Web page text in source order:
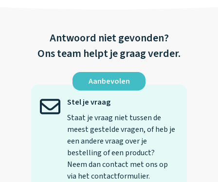
Antwoord niet gevonden?
Ons team helpt je graag verder.
Aanbevolen
Stel je vraag
Staat je vraag niet tussen de
meest gestelde vragen, of heb je
een andere vraag over je
bestelling of een product?
Neem dan contact met ons op
via het contactformulier.